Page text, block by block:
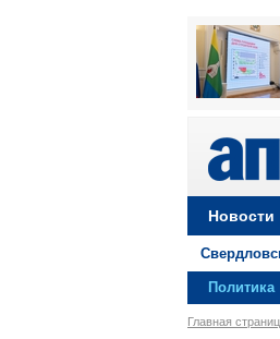
Новости
Политика
Главная